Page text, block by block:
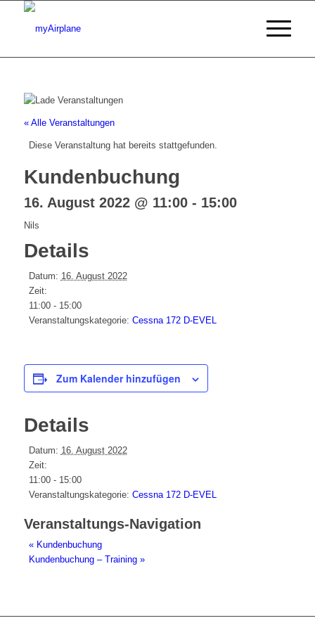
« Alle Veranstaltungen
Diese Veranstaltung hat bereits stattgefunden.
Kundenbuchung
16. August 2022 @ 11:00- 15:00
Nils
Details
Datum: 16. August 2022
Zeit:
11:00 - 15:00
Veranstaltungskategorie: Cessna 172 D-EVEL
Zum Kalender hinzufügen
Details
Datum: 16. August 2022
Zeit:
11:00 - 15:00
Veranstaltungskategorie: Cessna 172 D-EVEL
Veranstaltungs-Navigation
«Kundenbuchung
Kundenbuchung – Training »